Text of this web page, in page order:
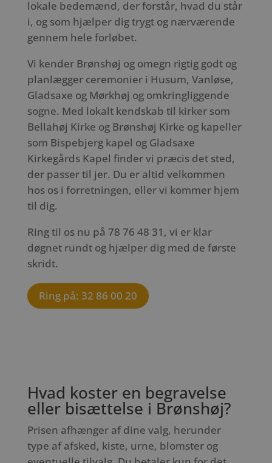
lokale bedemænd, der forstår, hvad du står
i, og som hjælper dig trygt og nærværende
gennem hele forløbet.
Vi kender Brønshøj og omegn rigtig godt og
planlægger ceremonier i Husum, Vanløse,
Gladsaxe og Mørkhøj og omkringliggende
sogne. Med lokalt kendskab til kirker som
Bellahøj Kirke og Brønshøj Kirke og kapeller
som Bispebjerg kapel og Gladsaxe
Kirkegårds Kapel finder vi præcis det sted,
der passer til jer. Du er altid velkommen
hos os i forretningen, eller vi kommer hjem
til dig.
Ring til os nu på 78 76 48 31, vi er klar
døgnet rundt og hjælper dig med de første
skridt.
Ring på: 32 86 00 20
Hvad koster en begravelse
eller bisættelse i Brønshøj?
Prisen afhænger af dine valg, herunder
type af afsked, kiste, urne, blomster og